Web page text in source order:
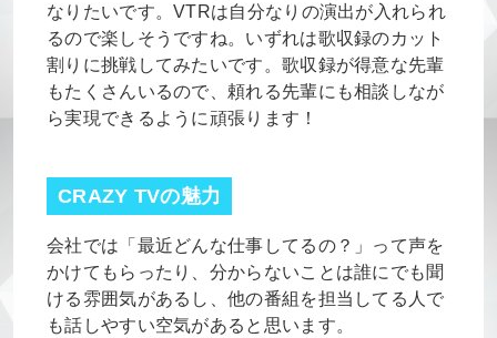
なりたいです。VTRは自分なりの演出が入れられ
るので楽しそうですね。いずれは歌収録のカット
割りに挑戦してみたいです。歌収録が得意な先輩
もたくさんいるので、頼れる先輩にも相談しなが
ら実現できるように頑張ります！
CRAZY TVの魅力
会社では「最近どんな仕事してるの？」って声を
かけてもらったり、分からないことは誰にでも聞
ける雰囲気があるし、他の番組を担当してる人で
も話しやすい空気があると思います。